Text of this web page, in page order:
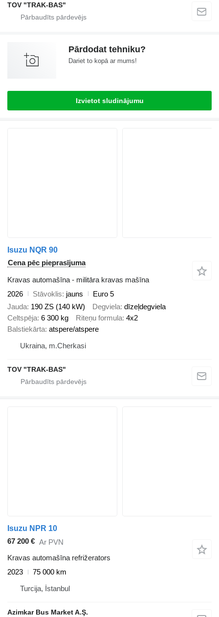
TOV "TRAK-BAS"
Pārdodat tehniku?
Dariet to kopā ar mums!
Izvietot sludinājumu
Isuzu NQR 90
Cena pēc pieprasījuma
Kravas automašīna - militāra kravas mašīna
2026
Stāvoklis jauns
Euro 5
Jauda 190 ZS (140 kW) Degviela dīzeļdegviela
Celtspēja 6 300 kg Riteņu formula 4x2
Balstiekārta atspere/atspere
Ukraina, m.Cherkasi
TOV "TRAK-BAS"
Isuzu NPR 10
67 200 € Ar PVN
Kravas automašīna refrižerators
2023
75 000 km
Turcija, İstanbul
Azimkar Bus Market A.Ş.